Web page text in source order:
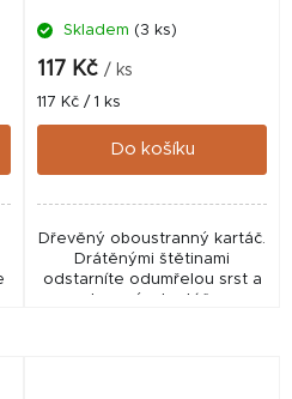
Skladem (3 ks)
117 Kč / ks
Měrná
cena:
117 Kč / 1 ks
Do košíku
Dřevěný oboustranný kartáč.
Drátěnými štětinami
odstarníte odumřelou srst a
nylonovým kartáčem